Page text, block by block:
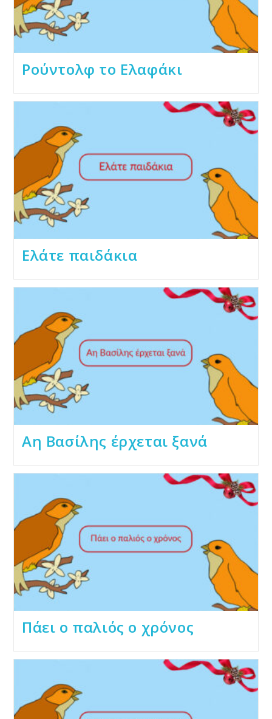
Ρούντολφ το Ελαφάκι
Ελάτε παιδάκια
Αη Βασίλης έρχεται ξανά
Πάει ο παλιός ο χρόνος